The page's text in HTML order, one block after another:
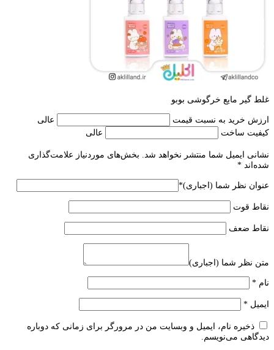
غلط گیر مایع خرگوشی بوبو
ارزش خرید به نسبت قیمت
عالی
کیفیت ساخت
عالی
نشانی ایمیل شما منتشر نخواهد شد.
بخش‌های موردنیاز علامت‌گذاری
شده‌اند *
عنوان نظر شما (اجباری)*
نقاط قوت
نقاط ضعف
متن نظر شما (اجباری)
نام *
ایمیل *
ذخیره نام، ایمیل و وبسایت من در مرورگر برای زمانی که دوباره
دیدگاهی می‌نویسم.